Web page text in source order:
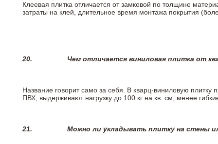
Клеевая плитка отличается от замковой по толщине
затраты на клей, длительное время монтажа покрытия
20. Чем отличается виниловая плитка от
Название говорит само за себя. В кварц-виниловую
ПВХ, выдерживают нагрузку до 100 кг на кв. см, менее
21. Можно ли укладывать плитку на стены